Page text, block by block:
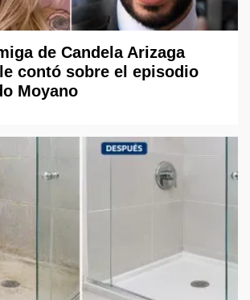
de Candela Arizaga
contó sobre el episodio
Moyano